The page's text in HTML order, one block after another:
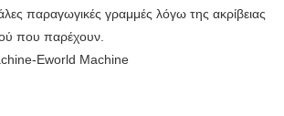
παραγωγικές γραμμές λόγω της ακρίβειας
που παρέχουν.